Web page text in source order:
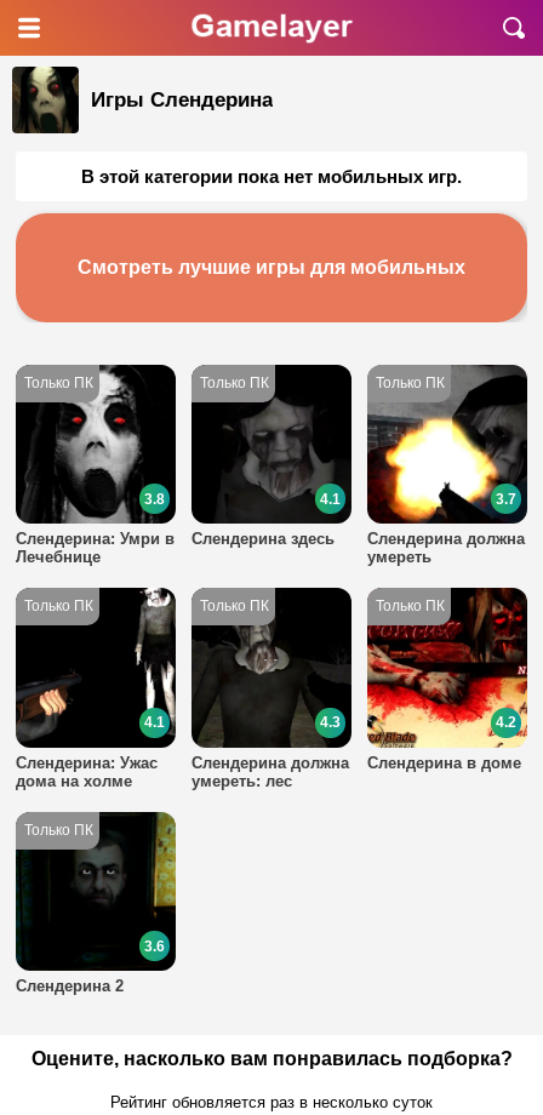
Игры Слендерина
Слендерина: Умри в
Лечебнице
3.8
Слендерина здесь
4.1
Слендерина должна
умереть
3.7
Слендерина: Ужас
дома на холме
4.1
Слендерина должна
умереть: лес
4.3
Слендерина в доме
4.2
Слендерина 2
3.6
В этой категории пока нет мобильных игр.
Смотреть лучшие игры для мобильных
Оцените, насколько вам понравилась подборка?
Рейтинг обновляется раз в несколько суток